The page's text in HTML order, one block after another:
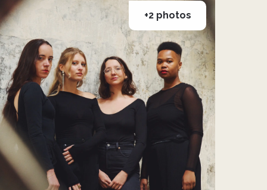
+2 photos